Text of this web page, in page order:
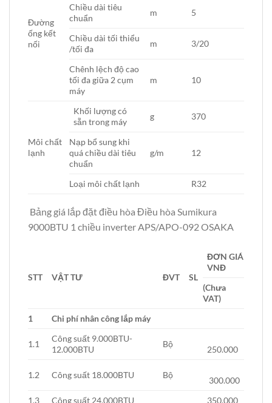
Đường
ống kết
nối
Chiều dài tiêu
chuẩn
m 5
Chiều dài tối thiểu
/tối đa
m 3/20
Chênh lệch độ cao
tối đa giữa 2 cụm
máy
m 10
Môi chất
lạnh
Khối lượng có
sẵn trong máy
g 370
Nạp bổ sung khi
quá chiều dài tiêu
chuẩn
g/m 12
Loại môi chất lạnh R32
Bảng giá lắp đặt điều hòa Điều hòa Sumikura
9000BTU 1 chiều inverter APS/APO-092 OSAKA
STT VẬT TƯ ĐVT SL
ĐƠN GIÁ
VNĐ
(Chưa
VAT)
1
Chi phí nhân công lắp máy
1.1
Công suất 9.000BTU-
12.000BTU
Bộ
250.000
1.2 Công suất 18.000BTU Bộ
300.000
1.3
Công suất 24.000BTU 350.000